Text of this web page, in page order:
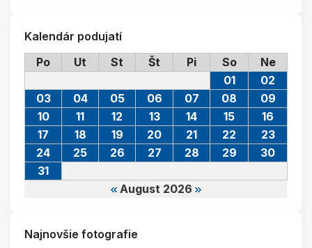
Kalendár podujatí
Po
Ut St Št Pi So Ne
August 2026
01
02
03
04 05 06 07 08
09
10
11 12 13 14 15
16
17
18 19 20 21 22
23
24
25 26 27 28 29
30
31
Najnovšie fotografie